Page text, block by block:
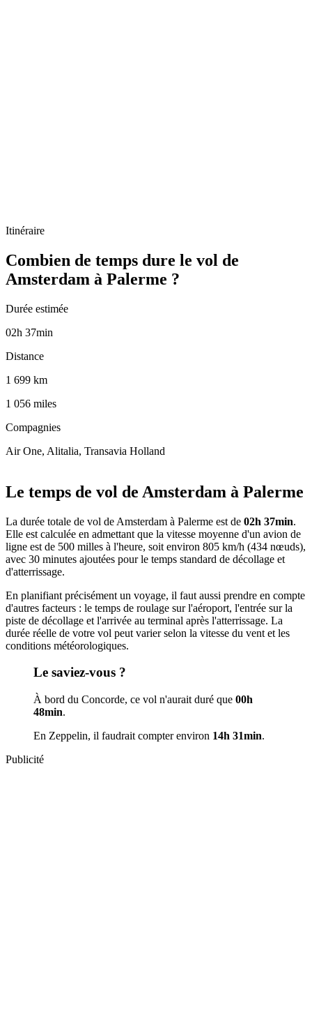
Itinéraire
Combien de temps dure le vol de
Amsterdam à Palerme ?
Durée estimée
02h 37min
Distance
1 699 km
1 056 miles
Compagnies
Air One, Alitalia, Transavia Holland
+
Le temps de vol de Amsterdam à Palerme
La durée totale de vol de Amsterdam à Palerme est de 02h 37min.
Elle est calculée en admettant que la vitesse moyenne d'un avion de
ligne est de 500 milles à l'heure, soit environ 805 km/h (434 nœuds),
avec 30 minutes ajoutées pour le temps standard de décollage et
d'atterrissage.
En planifiant précisément un voyage, il faut aussi prendre en compte
d'autres facteurs : le temps de roulage sur l'aéroport, l'entrée sur la
piste de décollage et l'arrivée au terminal après l'atterrissage. La
durée réelle de votre vol peut varier selon la vitesse du vent et les
conditions météorologiques.
Le saviez-vous ?
À bord du Concorde, ce vol n'aurait duré que 00h
48min.
En Zeppelin, il faudrait compter environ 14h 31min.
Publicité